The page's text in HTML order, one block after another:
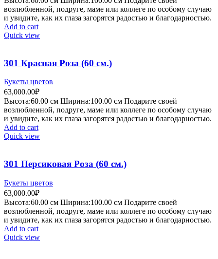
возлюбленной, подруге, маме или коллеге по особому случаю
и увидите, как их глаза загорятся радостью и благодарностью.
Add to cart
Quick view
301 Красная Роза (60 см.)
Букеты цветов
63,000.00₽
Высота:60.00 см Ширина:100.00 см Подарите своей
возлюбленной, подруге, маме или коллеге по особому случаю
и увидите, как их глаза загорятся радостью и благодарностью.
Add to cart
Quick view
301 Персиковая Роза (60 см.)
Букеты цветов
63,000.00₽
Высота:60.00 см Ширина:100.00 см Подарите своей
возлюбленной, подруге, маме или коллеге по особому случаю
и увидите, как их глаза загорятся радостью и благодарностью.
Add to cart
Quick view